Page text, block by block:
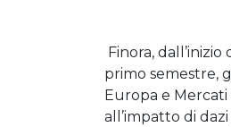
Finora,
primo semestre,
Europa e
all’impatto di